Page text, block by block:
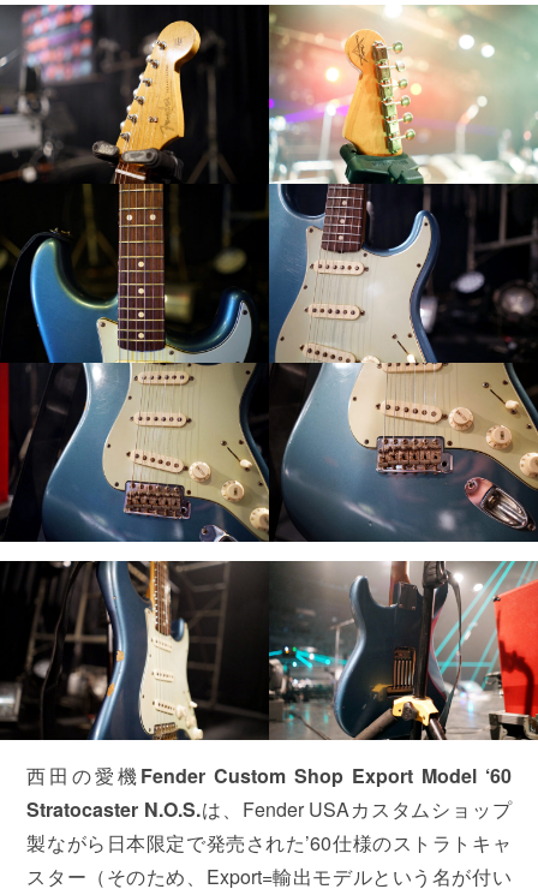
西田の愛機Fender Custom Shop Export Model ‘60
Stratocaster N.O.S.は、Fender USAカスタムショップ
製ながら日本限定で発売された’60仕様のストラトキャ
スター（そのため、Export=輸出モデルという名が付い